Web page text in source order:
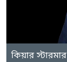
কিয়ার স্টারমার